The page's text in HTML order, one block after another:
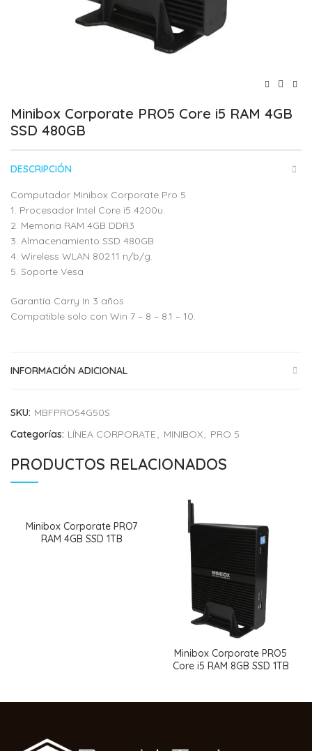
Minibox Corporate PRO5 Core i5 RAM 4GB
SSD 480GB
DESCRIPCIÓN
Computador Minibox Corporate Pro 5
1. Procesador Intel Core i5 4200u.
2. Memoria RAM 4GB DDR3
3. Almacenamiento SSD 480GB
4. Wireless WLAN 802.11 n/b/g.
5. Soporte Vesa
Garantía Carry In 3 años
Compatible solo con Win 7 – 8 – 8.1 – 10.
INFORMACIÓN ADICIONAL
SKU: MBFPRO54G50S
Categorías: LÍNEA CORPORATE, MINIBOX, PRO 5
PRODUCTOS RELACIONADOS
Minibox Corporate PRO7
RAM 4GB SSD 1TB
Minibox Corporate PRO5
Core i5 RAM 8GB SSD 1TB